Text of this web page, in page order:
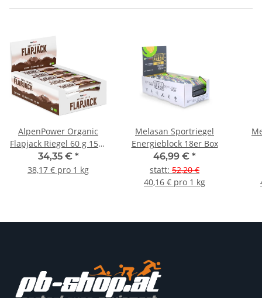
AlpenPower Organic
Flapjack Riegel 60 g 15er
Box
34,35 € *
38,17 € pro 1 kg
Melasan Sportriegel
Energieblock 18er Box
46,99 € *
statt: 52,20 €
40,16 € pro 1 kg